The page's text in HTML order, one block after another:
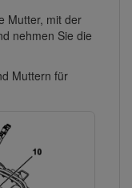
Mutter, mit der
nehmen Sie die
Muttern für